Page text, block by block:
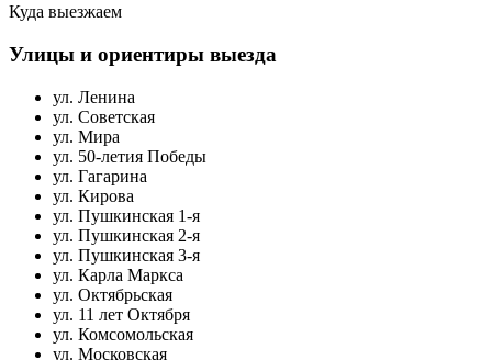
Куда выезжаем
Улицы и ориентиры выезда
ул. Ленина
ул. Советская
ул. Мира
ул. 50-летия Победы
ул. Гагарина
ул. Кирова
ул. Пушкинская 1-я
ул. Пушкинская 2-я
ул. Пушкинская 3-я
ул. Карла Маркса
ул. Октябрьская
ул. 11 лет Октября
ул. Комсомольская
ул. Московская